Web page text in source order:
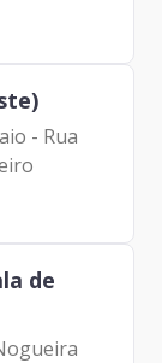
Couto
- Rua
de